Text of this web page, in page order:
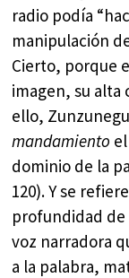
radio podía
manipulación
Cierto, porque
imagen, su alta
ello,
mandamiento
dominio de la
120). Y se
profundidad de
voz narradora
a la palabra,